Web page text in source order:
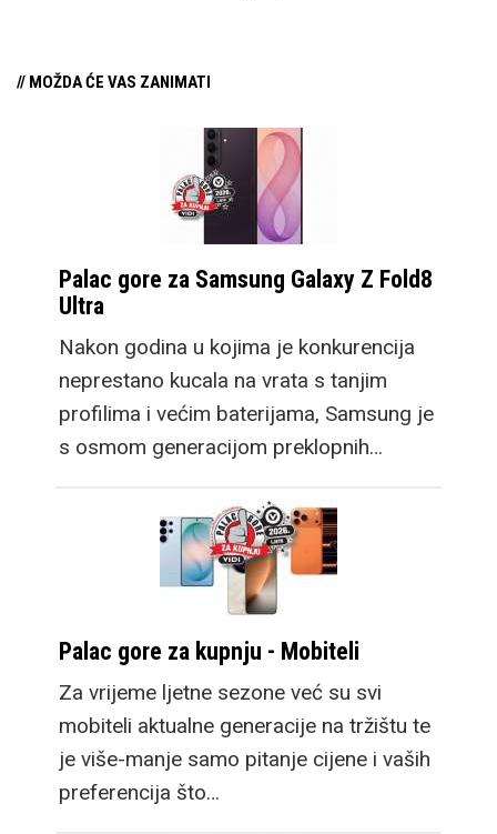
// MOŽDA ĆE VAS ZANIMATI
Palac gore za Samsung Galaxy Z Fold8
Ultra
Nakon godina u kojima je konkurencija
neprestano kucala na vrata s tanjim
profilima i većim baterijama, Samsung je
s osmom generacijom preklopnih…
Palac gore za kupnju - Mobiteli
Za vrijeme ljetne sezone već su svi
mobiteli aktualne generacije na tržištu te
je više-manje samo pitanje cijene i vaših
preferencija što…